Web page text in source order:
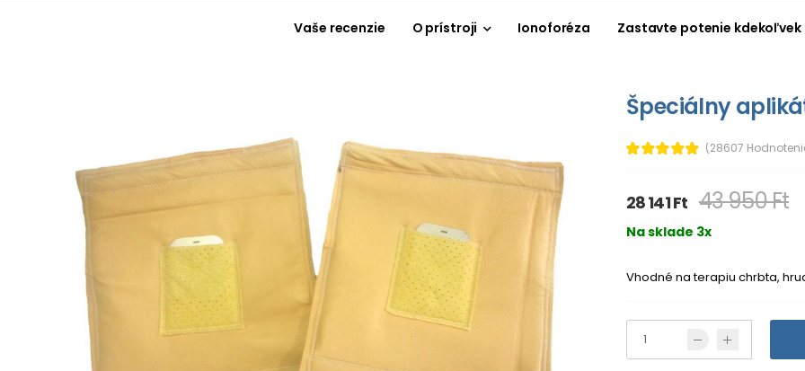
Vaše recenzie O prístroji Ionoforéza Zastavte potenie kdekoľvek
Špeciálny
(28607
28 141 Ft 43 950 Ft
Na sklade 3x
Vhodné na terapiu chrbta,